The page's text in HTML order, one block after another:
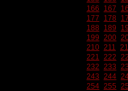
166
167
177
178
188
189
199 200
210 211
221 222
232 233
243 244
254 255